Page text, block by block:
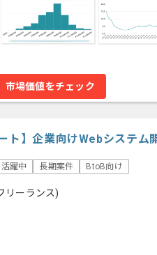
市場価値をチェック
ト】企業向けWebシステ
躍中 長期案件 BtoB向け
リーランス)